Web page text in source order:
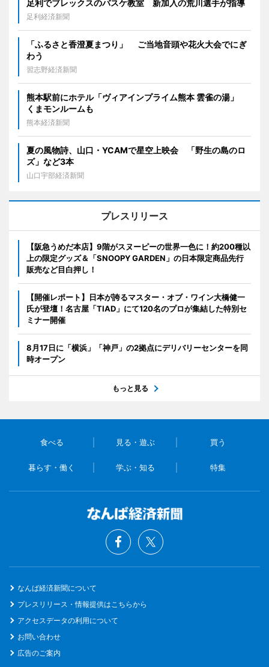
足利でブレックスのバスケ教室 新加入の荒川選手が指導
足利経済新聞
「ふるさと香澄夏まつり」 ご当地音頭や花火大会でにぎ
わう
習志野経済新聞
熊本駅前にホテル「ヴィアインプライム熊本 雲雀の湯」
くまモンルームも
熊本経済新聞
夏の風物詩、山口・YCAMで星空上映会 「野生の島のロ
ズ」など3本
山口宇部経済新聞
プレスリリース
【阪急うめだ本店】9階がスヌーピーの世界一色に！約200種以
上の限定グッズ＆「SNOOPY GARDEN」の日本限定商品先行
販売など目白押し！
【開催レポート】日本が誇るマスター・オブ・ワイン大橋健一
氏が登壇！名古屋「TIAD」にて120名のプロが集結した特別セ
ミナー開催
8月17日に「横浜」「神戸」の2拠点にデリバリーセンターを同
時オープン
もっと見る
食べる 見る・遊ぶ 買う
暮らす・働く 学ぶ・知る 特集
なんば経済新聞について
プレスリリース・情報提供はこちらから
アクセスデータの利用について
お問い合わせ
広告のご案内